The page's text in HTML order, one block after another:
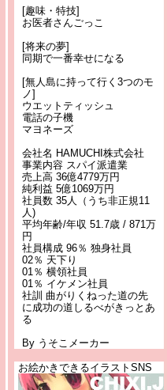
[趣味・特技]
お医者さんごっこ
[将来の夢]
同期で一番幸せになる
[無人島に持って行く3つのモ
ノ]
ウエットティッシュ
電話の子機
マヨネーズ
会社名 HAMUCHI株式会社
事業内容 スパイ派遣業
売上高 36億4779万円
純利益 5億1069万円
社員数 35人（うち非正規11
人)
平均年齢/年収 51.7歳 / 871万
円
社員構成 96％ 独身社員
02％ 天下り
01％ 横領社員
01％ イケメン社員
社訓 曲がりくねった道の先
に成功の道しるべがきっとあ
る
By うそこメーカー
お絵かきできるイラストSNS